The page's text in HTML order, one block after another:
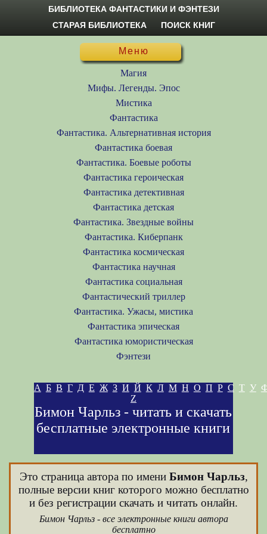
БИБЛИОТЕКА ФАНТАСТИКИ И ФЭНТЕЗИ
СТАРАЯ БИБЛИОТЕКА
ПОИСК КНИГ
Меню
Магия
Мифы. Легенды. Эпос
Мистика
Фантастика
Фантастика. Альтернативная история
Фантастика боевая
Фантастика. Боевые роботы
Фантастика героическая
Фантастика детективная
Фантастика детская
Фантастика. Звездные войны
Фантастика. Киберпанк
Фантастика космическая
Фантастика научная
Фантастика социальная
Фантастический триллер
Фантастика. Ужасы, мистика
Фантастика эпическая
Фантастика юмористическая
Фэнтези
А Б В Г Д Е Ж З И Й К Л М Н О П Р С Т У
Z
Бимон Чарльз - читать и скачать
бесплатные электронные книги
Это страница автора по имени Бимон Чарльз,
полные версии книг которого можно бесплатно
и без регистрации скачать и читать онлайн.
Бимон Чарльз - все электронные книги автора
бесплатно